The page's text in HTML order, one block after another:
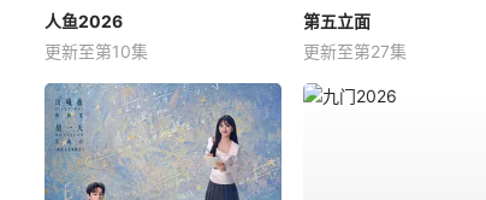
人鱼2026
更新至第10集
第五立面
更新至第27集